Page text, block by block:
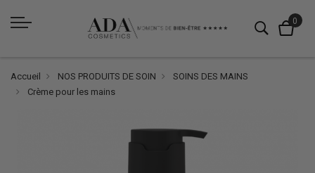
Accueil NOS PRODUITS DE SOIN
SOINS DES MAINS
Crème pour les mains